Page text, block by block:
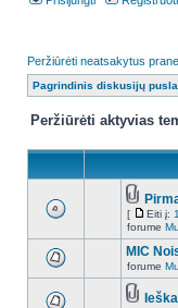
Peržiūrėti neatsakytus
Pagrindinis diskusijų
Peržiūrėti aktyvias
[ Eiti į: 1
forume
MIC
forume